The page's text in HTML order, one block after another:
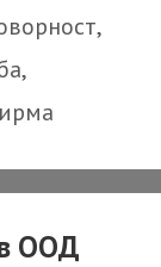
за
да
,
,
ООД